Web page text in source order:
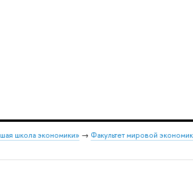
школа экономики» → Факультет мировой